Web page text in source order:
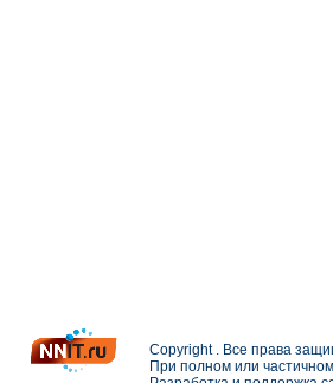
Copyright . Все права
При полном или